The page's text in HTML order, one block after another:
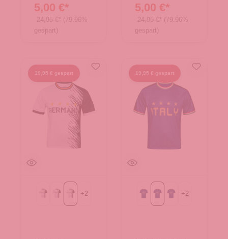
5,00 €*
24,95 €* (79.96%
gespart)
5,00 €*
24,95 €* (79.96%
gespart)
19,95 € gespart
Gr. L Gr. M Gr. S
+2
19,95 € gespart
Gr. LGr. MGr. S
+2